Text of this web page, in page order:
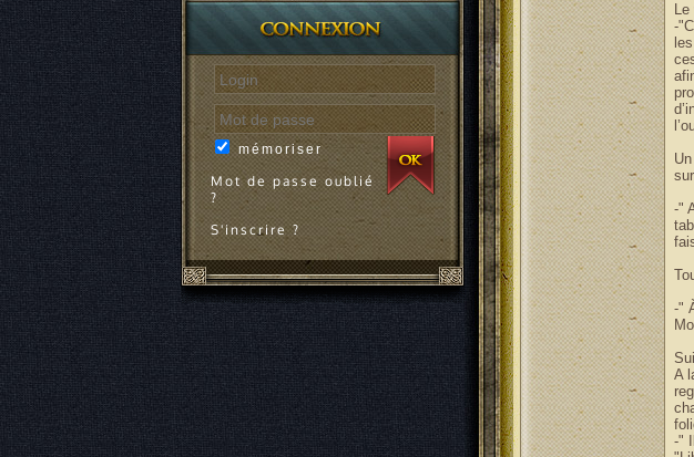
mémoriser
Mot de passe oublié
?
S'inscrire ?
-
-"
-"
A
-"